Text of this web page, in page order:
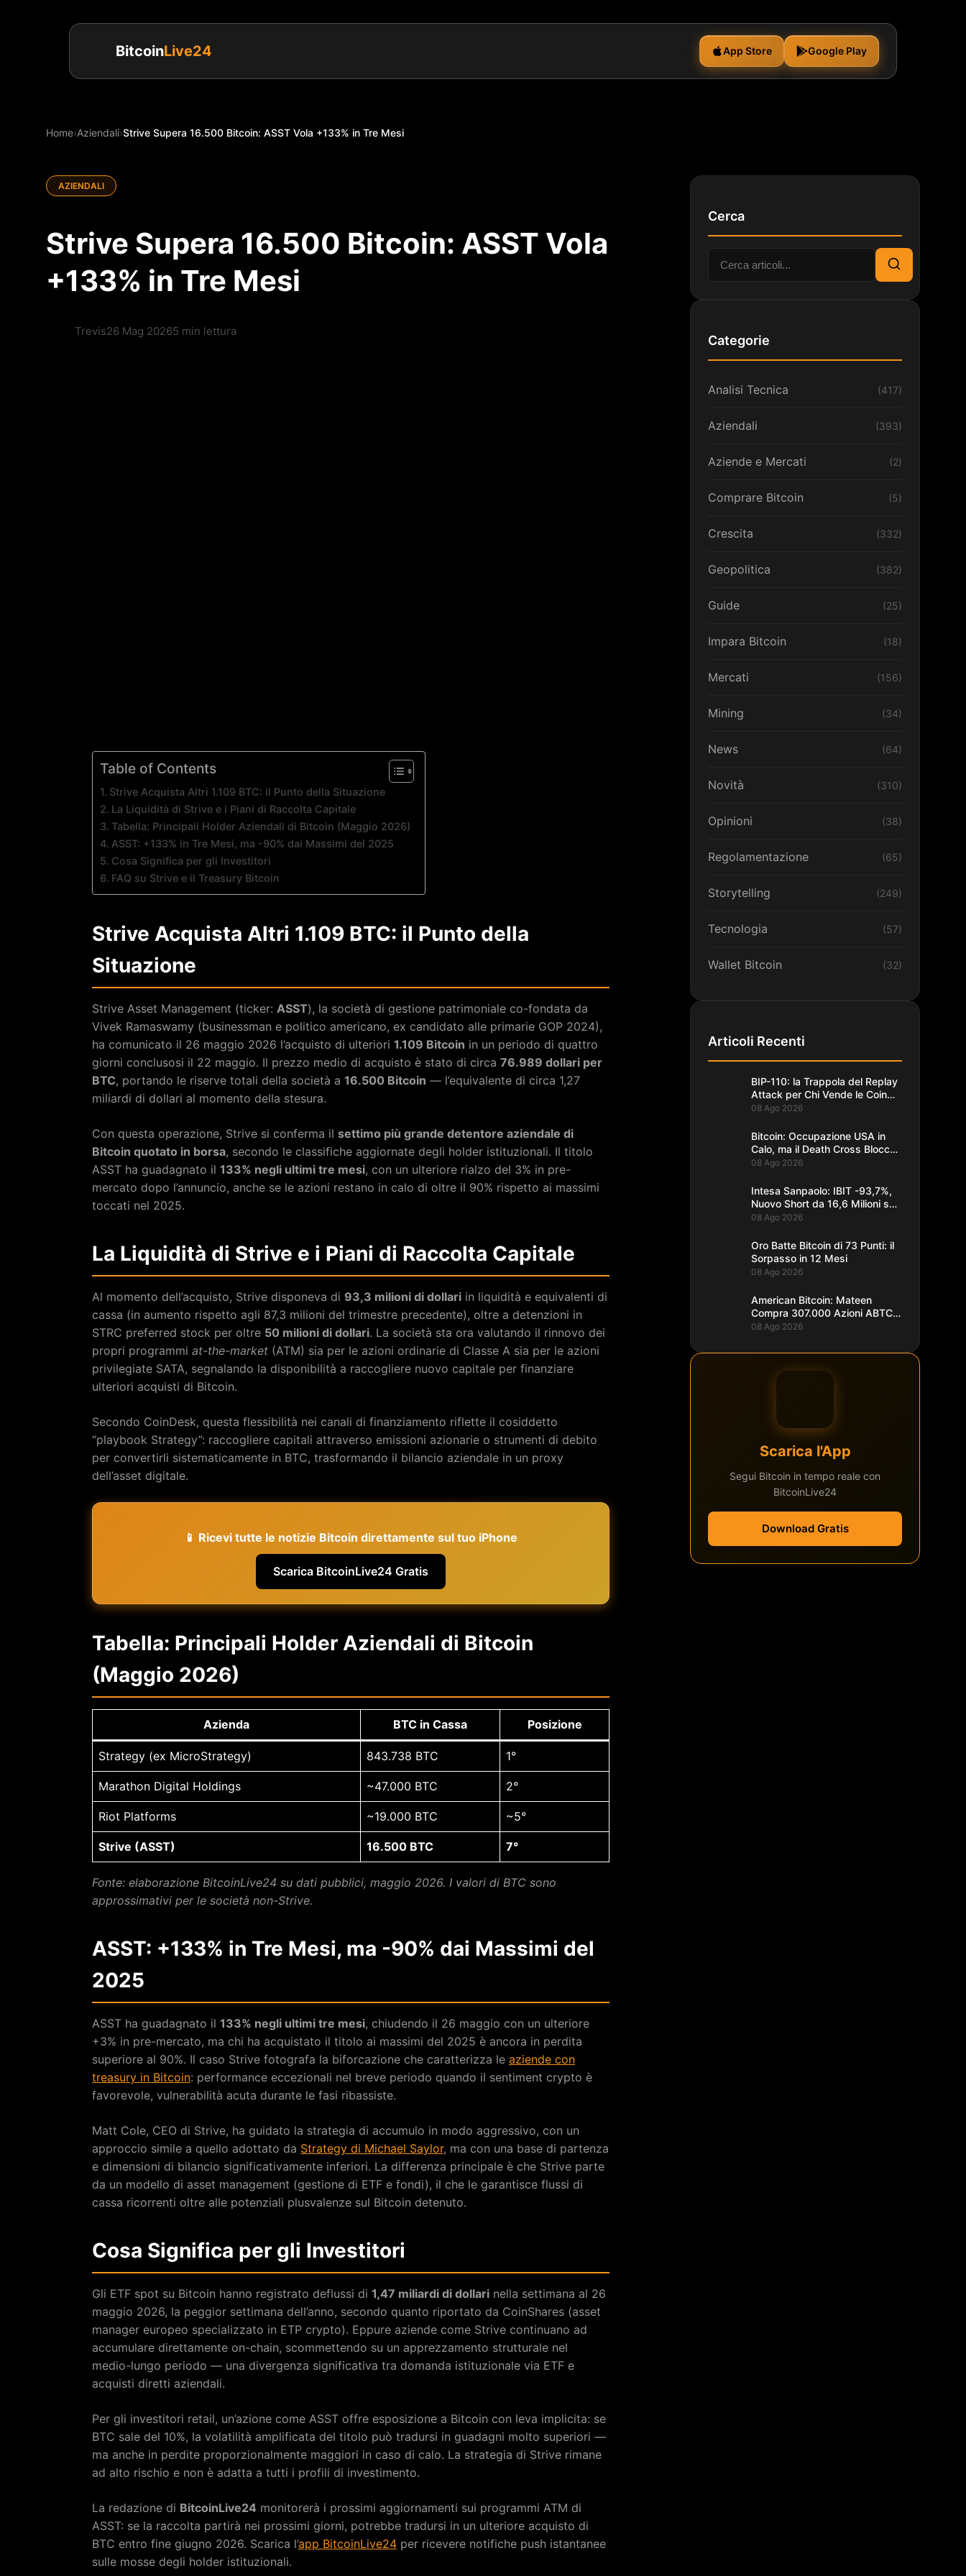
BitcoinLive24 App Store Google Play
Home›Aziendali›Strive Supera 16.500 Bitcoin: ASST Vola +133% in Tre Mesi
AZIENDALI
Strive Supera 16.500 Bitcoin: ASST Vola
+133% in Tre Mesi
Trevis26 Mag 20265 min lettura
Table of Contents
Strive Acquista Altri 1.109 BTC: il Punto della Situazione
La Liquidità di Strive e i Piani di Raccolta Capitale
Tabella: Principali Holder Aziendali di Bitcoin (Maggio 2026)
ASST: +133% in Tre Mesi, ma -90% dai Massimi del 2025
Cosa Significa per gli Investitori
FAQ su Strive e il Treasury Bitcoin
Strive Acquista Altri 1.109 BTC: il Punto della
Situazione
Strive Asset Management (ticker: ASST), la società di gestione patrimoniale co-fondata da
Vivek Ramaswamy (businessman e politico americano, ex candidato alle primarie GOP 2024),
ha comunicato il 26 maggio 2026 l’acquisto di ulteriori 1.109 Bitcoin in un periodo di quattro
giorni conclusosi il 22 maggio. Il prezzo medio di acquisto è stato di circa 76.989 dollari per
BTC, portando le riserve totali della società a 16.500 Bitcoin — l’equivalente di circa 1,27
miliardi di dollari al momento della stesura.
Con questa operazione, Strive si conferma il settimo più grande detentore aziendale di
Bitcoin quotato in borsa, secondo le classifiche aggiornate degli holder istituzionali. Il titolo
ASST ha guadagnato il 133% negli ultimi tre mesi, con un ulteriore rialzo del 3% in pre-
mercato dopo l’annuncio, anche se le azioni restano in calo di oltre il 90% rispetto ai massimi
toccati nel 2025.
La Liquidità di Strive e i Piani di Raccolta Capitale
Al momento dell’acquisto, Strive disponeva di 93,3 milioni di dollari in liquidità e equivalenti di
cassa (in aumento rispetto agli 87,3 milioni del trimestre precedente), oltre a detenzioni in
STRC preferred stock per oltre 50 milioni di dollari. La società sta ora valutando il rinnovo dei
propri programmi at-the-market (ATM) sia per le azioni ordinarie di Classe A sia per le azioni
privilegiate SATA, segnalando la disponibilità a raccogliere nuovo capitale per finanziare
ulteriori acquisti di Bitcoin.
Secondo CoinDesk, questa flessibilità nei canali di finanziamento riflette il cosiddetto
“playbook Strategy”: raccogliere capitali attraverso emissioni azionarie o strumenti di debito
per convertirli sistematicamente in BTC, trasformando il bilancio aziendale in un proxy
dell’asset digitale.
📱 Ricevi tutte le notizie Bitcoin direttamente sul tuo iPhone
Scarica BitcoinLive24 Gratis
Tabella: Principali Holder Aziendali di Bitcoin
(Maggio 2026)
Azienda BTC in Cassa Posizione
Strategy (ex MicroStrategy) 843.738 BTC 1°
Marathon Digital Holdings ~47.000 BTC 2°
Riot Platforms ~19.000 BTC ~5°
Strive (ASST) 16.500 BTC 7°
Fonte: elaborazione BitcoinLive24 su dati pubblici, maggio 2026. I valori di BTC sono
approssimativi per le società non-Strive.
ASST: +133% in Tre Mesi, ma -90% dai Massimi del
2025
ASST ha guadagnato il 133% negli ultimi tre mesi, chiudendo il 26 maggio con un ulteriore
+3% in pre-mercato, ma chi ha acquistato il titolo ai massimi del 2025 è ancora in perdita
superiore al 90%. Il caso Strive fotografa la biforcazione che caratterizza le aziende con
treasury in Bitcoin: performance eccezionali nel breve periodo quando il sentiment crypto è
favorevole, vulnerabilità acuta durante le fasi ribassiste.
Matt Cole, CEO di Strive, ha guidato la strategia di accumulo in modo aggressivo, con un
approccio simile a quello adottato da Strategy di Michael Saylor, ma con una base di partenza
e dimensioni di bilancio significativamente inferiori. La differenza principale è che Strive parte
da un modello di asset management (gestione di ETF e fondi), il che le garantisce flussi di
cassa ricorrenti oltre alle potenziali plusvalenze sul Bitcoin detenuto.
Cosa Significa per gli Investitori
Gli ETF spot su Bitcoin hanno registrato deflussi di 1,47 miliardi di dollari nella settimana al 26
maggio 2026, la peggior settimana dell’anno, secondo quanto riportato da CoinShares (asset
manager europeo specializzato in ETP crypto). Eppure aziende come Strive continuano ad
accumulare direttamente on-chain, scommettendo su un apprezzamento strutturale nel
medio-lungo periodo — una divergenza significativa tra domanda istituzionale via ETF e
acquisti diretti aziendali.
Per gli investitori retail, un’azione come ASST offre esposizione a Bitcoin con leva implicita: se
BTC sale del 10%, la volatilità amplificata del titolo può tradursi in guadagni molto superiori —
ma anche in perdite proporzionalmente maggiori in caso di calo. La strategia di Strive rimane
ad alto rischio e non è adatta a tutti i profili di investimento.
La redazione di BitcoinLive24 monitorerà i prossimi aggiornamenti sui programmi ATM di
ASST: se la raccolta partirà nei prossimi giorni, potrebbe tradursi in un ulteriore acquisto di
BTC entro fine giugno 2026. Scarica l’app BitcoinLive24 per ricevere notifiche push istantanee
sulle mosse degli holder istituzionali.
Cerca
Cerca:
Cerca
Categorie
Analisi Tecnica (417)
Aziendali (393)
Aziende e Mercati (2)
Comprare Bitcoin (5)
Crescita (332)
Geopolitica (382)
Guide (25)
Impara Bitcoin (18)
Mercati (156)
Mining (34)
News (64)
Novità (310)
Opinioni (38)
Regolamentazione (65)
Storytelling (249)
Tecnologia (57)
Wallet Bitcoin (32)
Articoli Recenti
BIP-110: la Trappola del Replay
Attack per Chi Vende le Coin
del Fork
08 Ago 2026
Bitcoin: Occupazione USA in
Calo, ma il Death Cross Blocca
il Rally
08 Ago 2026
Intesa Sanpaolo: IBIT -93,7%,
Nuovo Short da 16,6 Milioni su
Bitcoin
08 Ago 2026
Oro Batte Bitcoin di 73 Punti: il
Sorpasso in 12 Mesi
08 Ago 2026
American Bitcoin: Mateen
Compra 307.000 Azioni ABTC
per 1,93M$
08 Ago 2026
Scarica l'App
Segui Bitcoin in tempo reale con
BitcoinLive24
Download Gratis